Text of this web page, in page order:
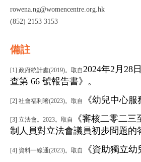
rowena.ng@womencentre.org.hk
(852) 2153 3153
備註
[1] 政府統計處(2019)。取自 2024年2月28
查第 66 號報告書》。
[2] 社會福利署(2023)。取自 《幼兒中心服
[3] 立法會。2023。取自
《審核二零二
制人員對立法會議員初步問題的
[4] 資料一線通(2023)。取自 《資助獨立幼